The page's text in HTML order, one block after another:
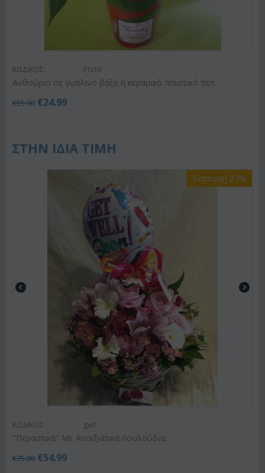
ΚΩΔΙΚΟΣ: Pls30
Ανθούριο σε γυάλινο βάζο ή κεραμικό ποιοτικό ποτ.
€55.00 €24.99
ΣΤΗΝ ΙΔΙΑ ΤΙΜΗ
Έκπτωση 27%
ΚΩΔΙΚΟΣ: gw1
"Περαστικά" Με Ανοιξιάτικα Λουλούδια.
€75.00 €54.99